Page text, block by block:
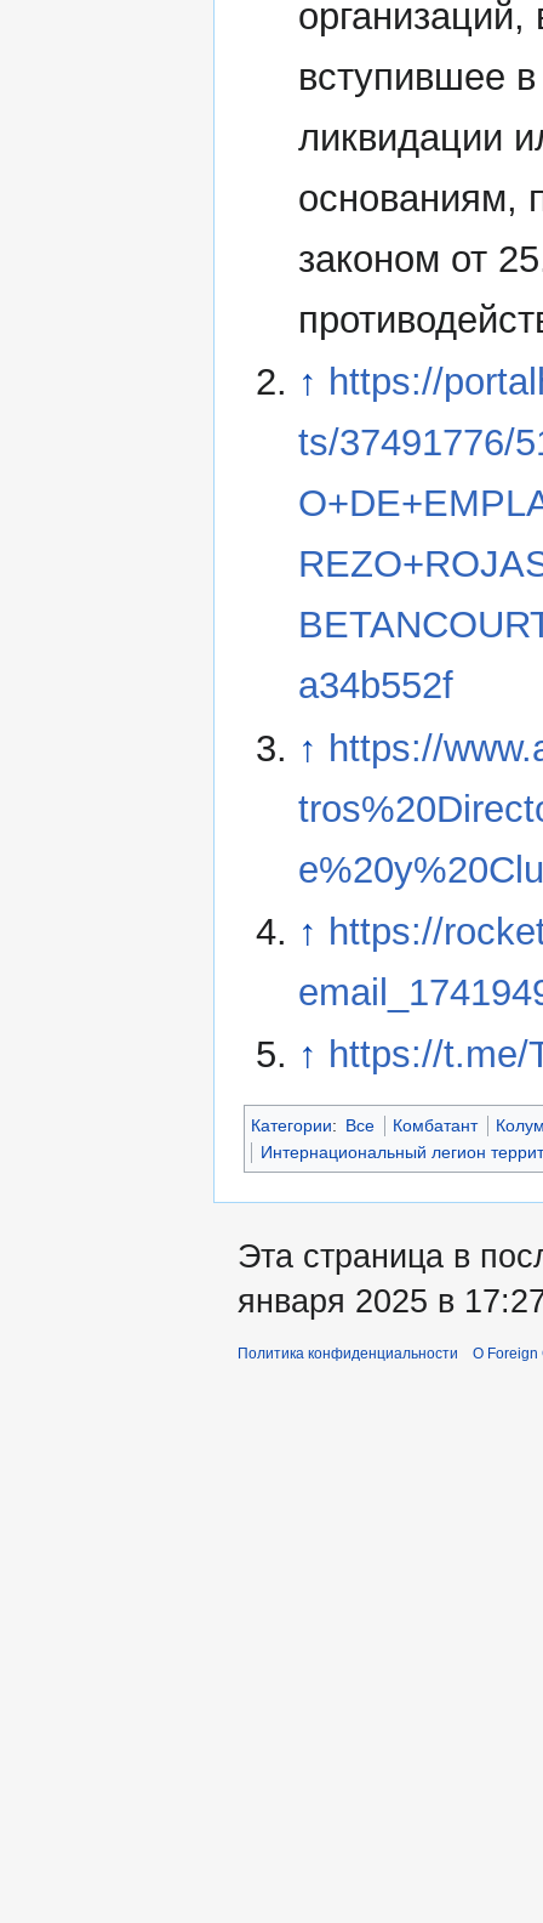
вступившее
ликвидации
основаниям,
законом от
↑ https://
ts/37491776/
a34b552f
↑ https://
↑ https://
↑ https://t.me/
Категории: Все Комбатант
Интернациональный легион
Эта страница в
января 2025 в
Политика конфиденциальности О Foreign